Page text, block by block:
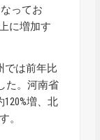
ってお
に増加す
では前年比
た。河南省
増、北
。